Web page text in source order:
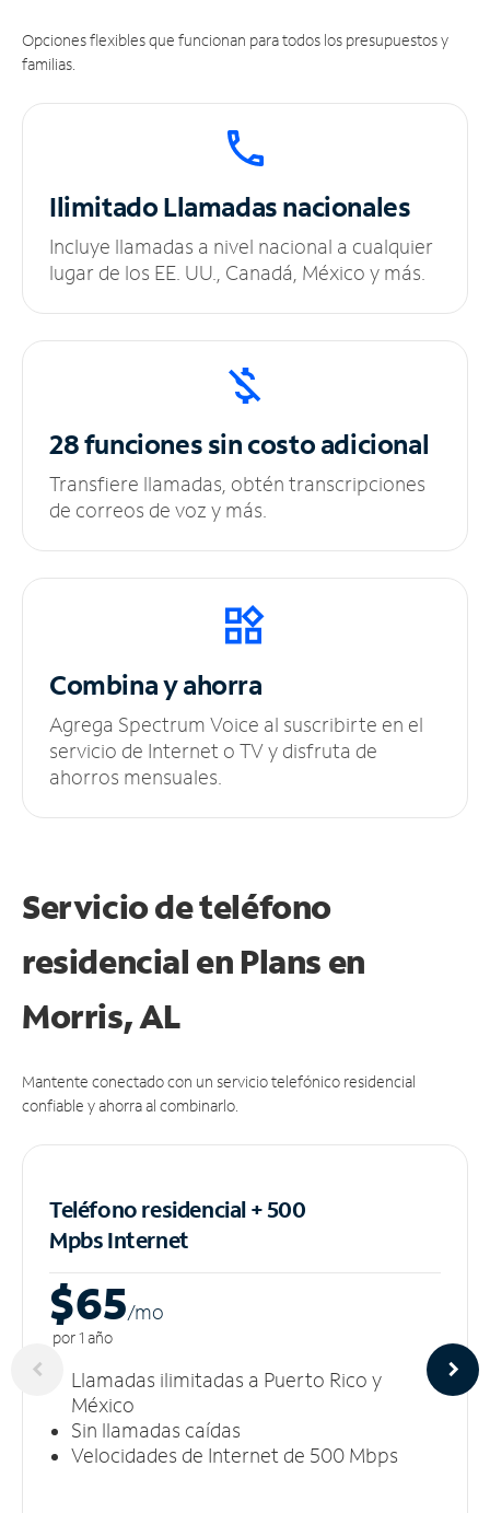
Opciones flexibles que funcionan para todos los presupuestos y
familias.
IlimitadoLlamadas nacionales
Incluye llamadas a nivel nacional a cualquier
lugar de los EE. UU., Canadá, México y más.
28 funciones sincosto adicional
Transfiere llamadas, obtén transcripciones
de correos de voz y más.
Combina y ahorra
Agrega Spectrum Voice al suscribirte en el
servicio de Internet o TV y disfruta de
ahorros mensuales.
Servicio de teléfono
residencial en Plans en
Morris, AL
Mantente conectado con un servicio telefónico residencial
confiable y ahorra al combinarlo.
Teléfono residencial + 500
MpbsInternet
$65/mo
por 1 año
Llamadas ilimitadas a Puerto Rico y
México
Sin llamadas caídas
Velocidades de Internet de 500 Mbps